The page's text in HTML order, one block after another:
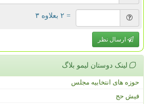
= ۲ بعلاوه ۳
ارسال نظر
لینک دوستان لیمو بلاگ
حوزه های انتخابیه مجلس
فیش حج